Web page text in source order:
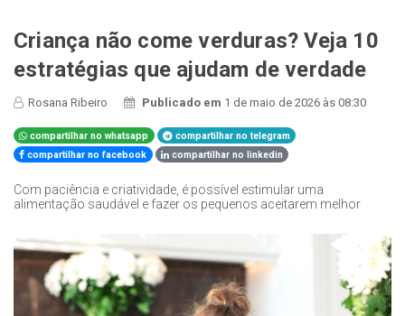
Criança não come verduras? Veja 10
estratégias que ajudam de verdade
Rosana Ribeiro Publicado em 1 de maio de 2026 às 08:30
compartilhar no whatsapp
compartilhar no telegram
compartilhar no facebook
compartilhar no linkedin
Com paciência e criatividade, é possível estimular uma
alimentação saudável e fazer os pequenos aceitarem melhor